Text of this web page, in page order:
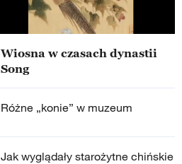
Wiosna w czasach dynastii
Song
Różne „konie” w muzeum
Jak wyglądały starożytne chińskie